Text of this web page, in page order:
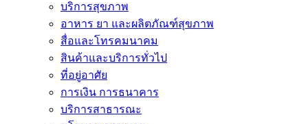
บริการสุขภาพ
อาหาร ยา และผลิตภัณฑ์สุขภาพ
สื่อและโทรคมนาคม
สินค้าและบริการทั่วไป
ที่อยู่อาศัย
การเงิน การธนาคาร
บริการสาธารณะ